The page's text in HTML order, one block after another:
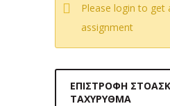
Please login to get
assignment
ΕΠΙΣΤΡΟΦΉ
ΤΑΧΎΡΥΘΜΑ